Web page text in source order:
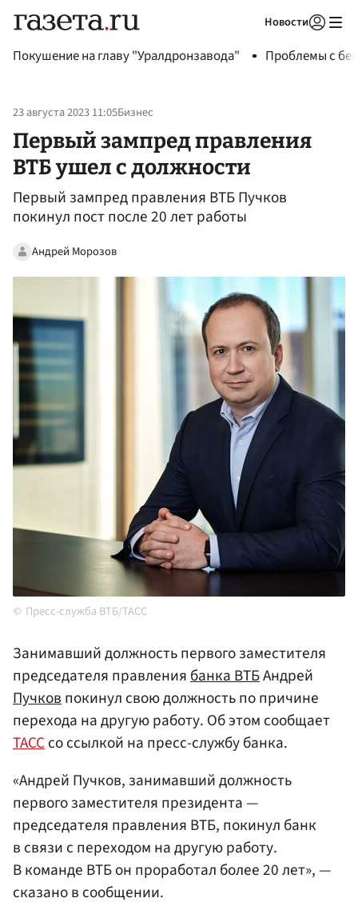
Новости
Покушение на главу "Уралдронзавода" Проблемы с
23 августа 2023 11:05Бизнес
Первый зампред правления
ВТБ ушел с должности
Первый зампред правления ВТБ Пучков
покинул пост после 20 лет работы
Андрей Морозов
Пресс-служба ВТБ/ТАСС
Занимавший должность первого заместителя
председателя правлениябанка ВТБАндрей
Пучковпокинул свою должность по причине
перехода на другую работу. Об этом сообщает
ТАССсо ссылкой на пресс-службу банка.
«Андрей Пучков, занимавший должность
первого заместителя президента —
председателя правления ВТБ, покинул банк
в связи с переходом на другую работу.
В команде ВТБ он проработал более 20 лет», —
сказано в сообщении.